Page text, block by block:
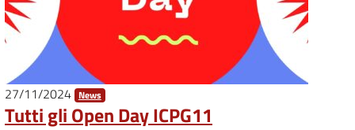
27/11/2024 News
Tutti gli Open Day ICPG11